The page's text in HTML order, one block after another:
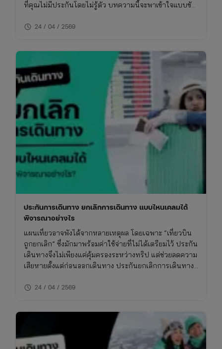
ที่คุณไม่มีประกันโดยไม่รู้ตัว บทความนี้จะพาเข้าใจแบบชัด
ให้ “การคุ้มครองไม่ขาดช่วง”
schedule 24 / 04 / 2569
ประกันการเดินทาง ยกเลิกการเดินทาง แบบไหนเคลมได้
พิจารณาอย่างไร
แผนเที่ยวอาจพังได้จากหลายเหตุผล โดยเฉพาะ “เที่ยวบิน
ถูกยกเลิก” ซึ่งมักมาพร้อมค่าใช้จ่ายที่ไม่ได้เตรียมไว้ ประกัน
เดินทางจึงไม่เพียงแค่คุ้มครองระหว่างทริป แต่ช่วยลดความ
เสียหายตั้งแต่ก่อนออกเดินทาง ประกันยกเลิกการเดินทาง
ยังไง และต้องเตรียมอะไรบ้าง
schedule 24 / 04 / 2569